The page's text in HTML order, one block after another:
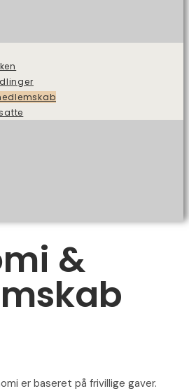
&
er baseret på frivillige gaver.